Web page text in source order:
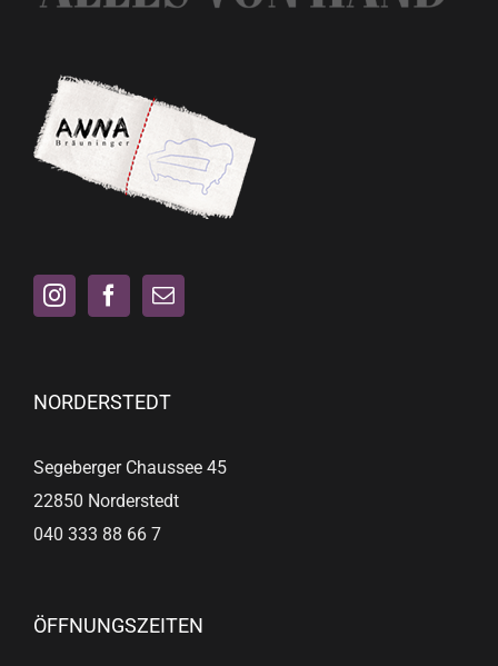
NORDERSTEDT
Segeberger Chaussee 45
22850 Norderstedt
040 333 88 66 7
ÖFFNUNGSZEITEN